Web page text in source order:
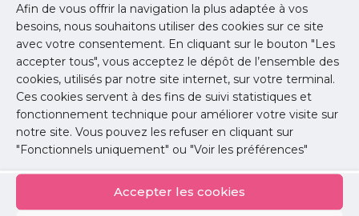
Afin de vous offrir la navigation la plus adaptée à vos
besoins, nous souhaitons utiliser des cookies sur ce site
avec votre consentement. En cliquant sur le bouton "Les
accepter tous", vous acceptez le dépôt de l’ensemble des
cookies, utilisés par notre site internet, sur votre terminal.
Ces cookies servent à des fins de suivi statistiques et
fonctionnement technique pour améliorer votre visite sur
notre site. Vous pouvez les refuser en cliquant sur
"Fonctionnels uniquement" ou "Voir les préférences"
Accepter les cookies
urps-poissy-diapo
Publié le : 2 juin 2017
Partager cet article :